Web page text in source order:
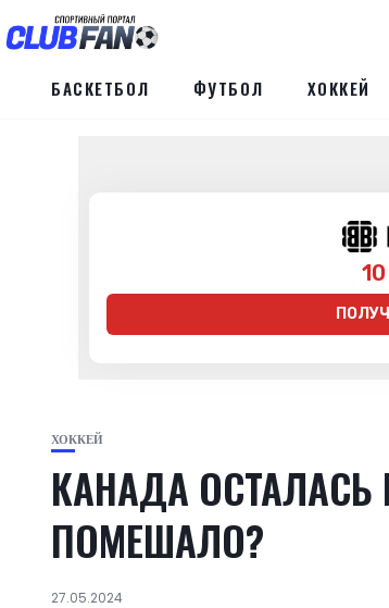
БАСКЕТБОЛ ФУТБОЛ ХОККЕЙ
ХОККЕЙ
КАНАДА ОСТАЛАСЬ
ПОМЕШАЛО?
27.05.2024